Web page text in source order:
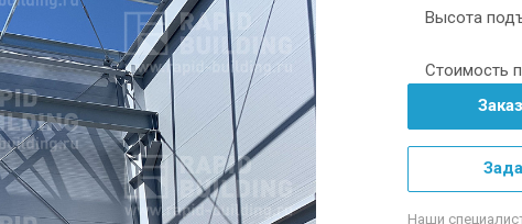
Высота
Стоимость
Наши